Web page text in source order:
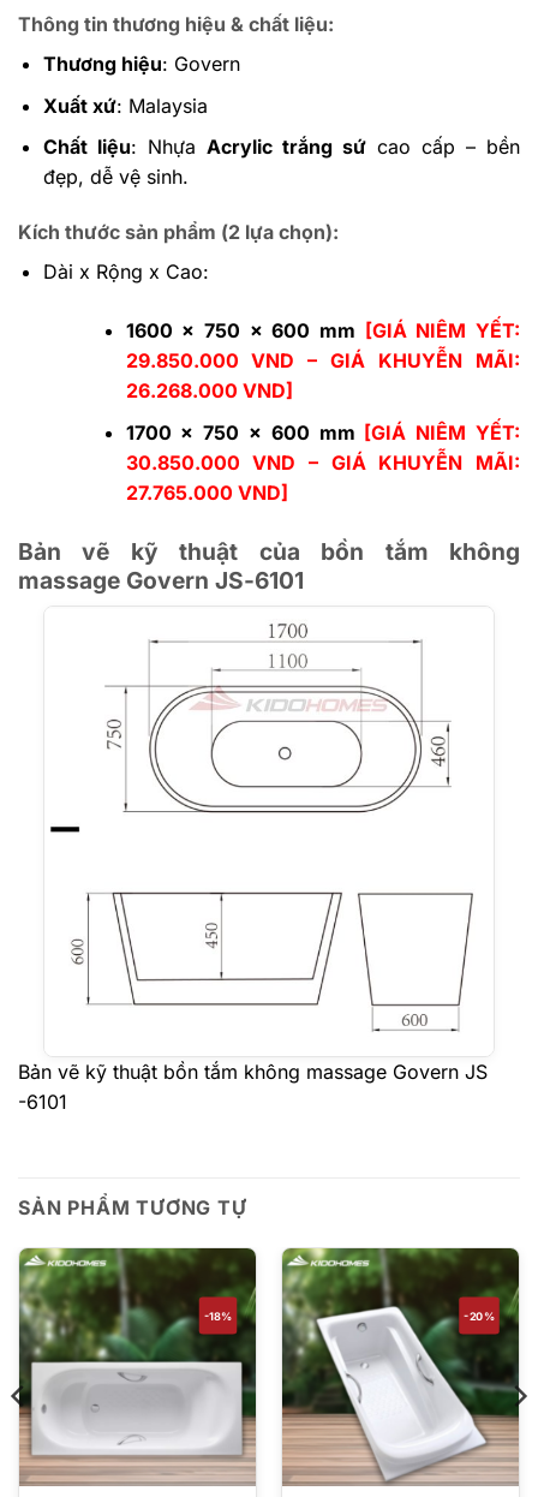
Thông tin thương hiệu & chất liệu:
Thương hiệu: Govern
Xuất xứ: Malaysia
Chất liệu: Nhựa Acrylic trắng sứcao cấp – bền
đẹp, dễ vệ sinh.
Kích thước sản phẩm (2 lựa chọn):
Dài x Rộng x Cao:
1600 x 750 x 600 mm [GIÁ NIÊM YẾT:
29.850.000 VND – GIÁ KHUYỄN MÃI:
26.268.000 VND]
1700 x 750 x 600 mm [GIÁ NIÊM YẾT:
30.850.000 VND – GIÁ KHUYỄN MÃI:
27.765.000 VND]
Bản vẽ kỹ thuật của bồn tắm không
massage Govern JS-6101
Bản vẽ kỹ thuật bồn tắm không massage Govern JS
-6101
SẢN PHẨM TƯƠNG TỰ
-18% -20%